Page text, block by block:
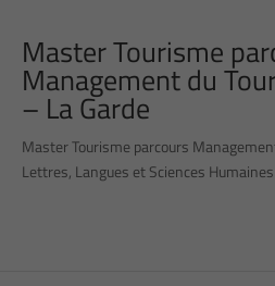
Master Tourisme
Management du
– La Garde
Master Tourisme parcours
Lettres, Langues et Sciences